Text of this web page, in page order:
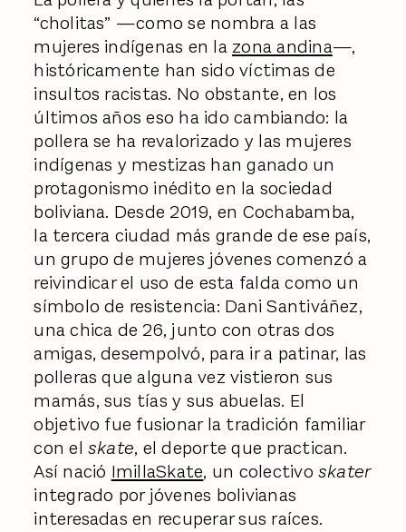
“cholitas” —como se nombra a las
mujeres indígenas en la zona andina—,
históricamente han sido víctimas de
insultos racistas. No obstante, en los
últimos años eso ha ido cambiando: la
pollera se ha revalorizado y las mujeres
indígenas y mestizas han ganado un
protagonismo inédito en la sociedad
boliviana. Desde 2019, en Cochabamba,
la tercera ciudad más grande de ese país,
un grupo de mujeres jóvenes comenzó a
reivindicar el uso de esta falda como un
símbolo de resistencia: Dani Santiváñez,
una chica de 26, junto con otras dos
amigas, desempolvó, para ir a patinar, las
polleras que alguna vez vistieron sus
mamás, sus tías y sus abuelas. El
objetivo fue fusionar la tradición familiar
con elskate, el deporte que practican.
Así nació ImillaSkate, un colectivo skater
integrado por jóvenes bolivianas
interesadas en recuperar sus raíces.